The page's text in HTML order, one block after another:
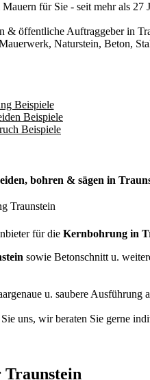
für Sie - seit mehr als 27
öffentliche Auftraggeber in
Naturstein, Beton,
Beispiele
Beispiele
Beispiele
bohren & sägen in
für die Kernbohrung in
sowie Betonschnitt u.
u. saubere Ausführung
uns, wir beraten Sie gerne